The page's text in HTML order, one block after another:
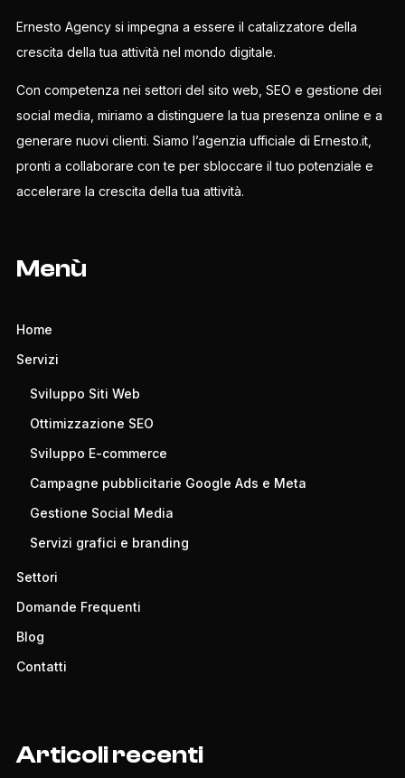
Ernesto Agency si impegna a essere il catalizzatore della
crescita della tua attività nel mondo digitale.
Con competenza nei settori del sito web, SEO e gestione dei
social media, miriamo a distinguere la tua presenza online e a
generare nuovi clienti. Siamo l’agenzia ufficiale di Ernesto.it,
pronti a collaborare con te per sbloccare il tuo potenziale e
accelerare la crescita della tua attività.
Menù
Home
Servizi
Sviluppo Siti Web
Ottimizzazione SEO
Sviluppo E-commerce
Campagne pubblicitarie Google Ads e Meta
Gestione Social Media
Servizi grafici e branding
Settori
Domande Frequenti
Blog
Contatti
Articoli recenti